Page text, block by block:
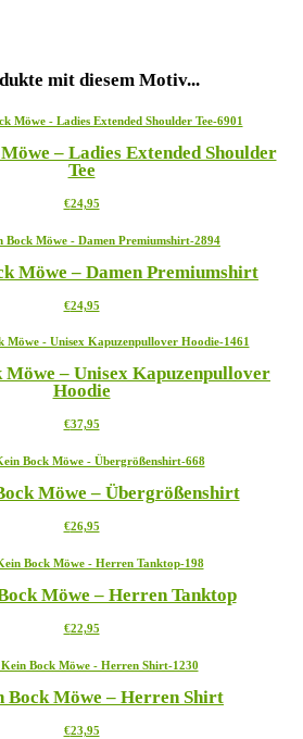
mit diesem Motiv...
– Ladies Extended Shoulder
Tee
€24,95Dieses
weist
Varianten
Die
können
der
Produktseite
werden
Möwe – Damen Premiumshirt
€24,95Dieses
weist
Varianten
auf.
Optionen
auf
Produktseite
werden
Möwe – Unisex Kapuzenpullover
Hoodie
€37,95Dieses
weist
Varianten
Die
können
der
gewählt
Möwe – Übergrößenshirt
€26,95Dieses
weist
Varianten
Die
können
der
gewählt
Möwe – Herren Tanktop
€22,95Dieses
weist
Varianten
Die
Bock Möwe – Herren Shirt
€23,95Dieses